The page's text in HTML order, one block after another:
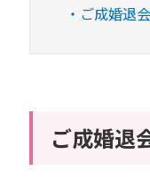
ご成婚退
ご成婚退